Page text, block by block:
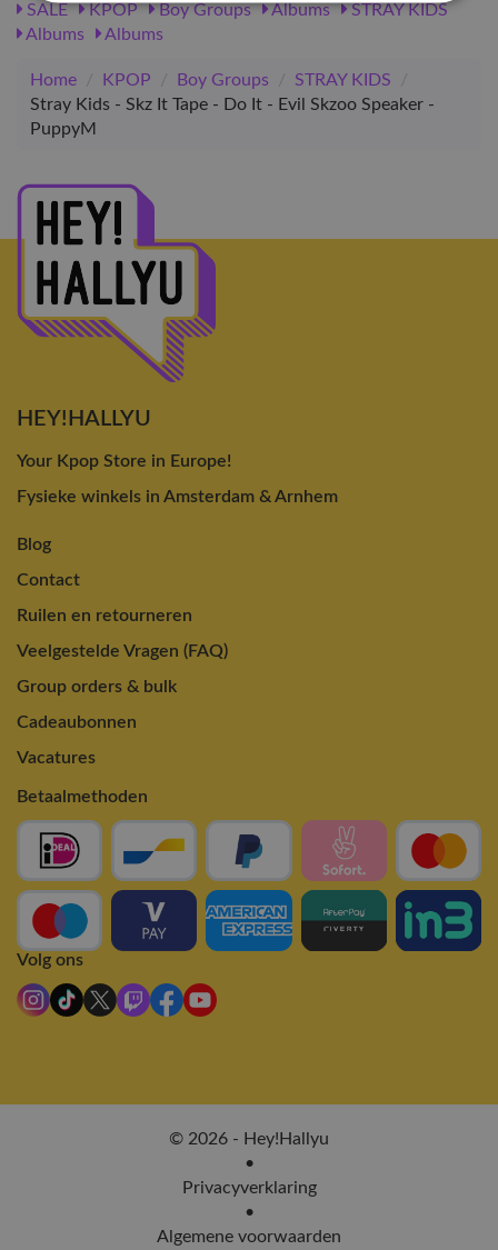
SALE
KPOP Boy Groups Albums
STRAY KIDS
Albums
Albums
Home / KPOP / Boy Groups / STRAY KIDS
/
Stray Kids - Skz It Tape - Do It - Evil Skzoo Speaker -
PuppyM
HEY!HALLYU
Your Kpop Store in Europe!
Fysieke winkels in Amsterdam & Arnhem
Blog
Contact
Ruilen en retourneren
Veelgestelde Vragen (FAQ)
Group orders & bulk
Cadeaubonnen
Vacatures
Betaalmethoden
Volg ons
© 2026 - Hey!Hallyu
•
Privacyverklaring
•
Algemene voorwaarden